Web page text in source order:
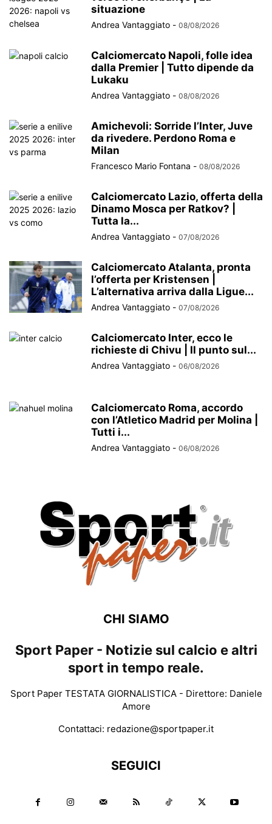
situazione
Andrea Vantaggiato - 08/08/2026
Calciomercato Napoli, folle idea
dalla Premier | Tutto dipende da
Lukaku
Andrea Vantaggiato - 08/08/2026
Amichevoli: Sorride l’Inter, Juve
da rivedere. Perdono Roma e
Milan
Francesco Mario Fontana - 08/08/2026
Calciomercato Lazio, offerta della
Dinamo Mosca per Ratkov? |
Tutta la...
Andrea Vantaggiato - 07/08/2026
Calciomercato Atalanta, pronta
l’offerta per Kristensen |
L’alternativa arriva dalla Ligue...
Andrea Vantaggiato - 07/08/2026
Calciomercato Inter, ecco le
richieste di Chivu | Il punto sul...
Andrea Vantaggiato - 06/08/2026
Calciomercato Roma, accordo
con l’Atletico Madrid per Molina |
Tutti i...
Andrea Vantaggiato - 06/08/2026
CHI SIAMO
Sport Paper - Notizie sul calcio e altri
sport in tempo reale.
Sport Paper TESTATA GIORNALISTICA - Direttore: Daniele
Amore
Contattaci: redazione@sportpaper.it
SEGUICI